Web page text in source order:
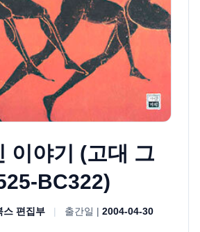
이야기 (고대 그
BC322)
스 편집부 | 출간일 | 2004-04-30